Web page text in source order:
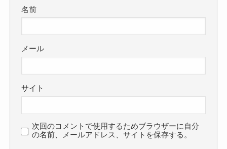
名前
メール
サイト
次回のコメントで使用するためブラウザーに自分
の名前、メールアドレス、サイトを保存する。